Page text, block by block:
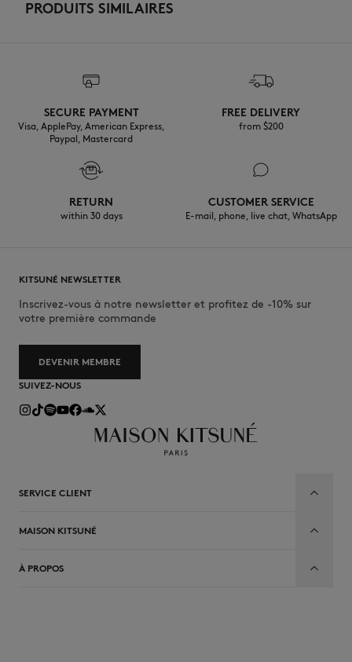
PRODUITS SIMILAIRES
SECURE PAYMENT
Visa, ApplePay, American Express,
Paypal, Mastercard
FREE DELIVERY
from $200
RETURN
within 30 days
CUSTOMER SERVICE
E-mail, phone, live chat, WhatsApp
KITSUNÉ NEWSLETTER
Inscrivez-vous à notre newsletter et profitez de -10% sur
votre première commande
DEVENIR MEMBRE
SUIVEZ-NOUS
SERVICE CLIENT
MAISON KITSUNÉ
À PROPOS